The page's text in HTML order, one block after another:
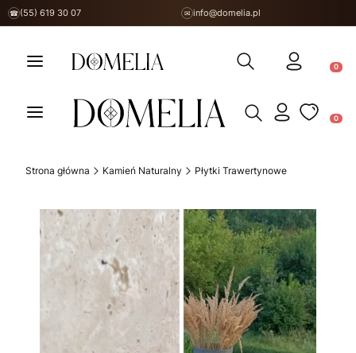
☎ (55) 619 30 07 ✉ info@domelia.pl
Otwórz wyszukiwarkę
Otwórz wyszukiwarkę
Strona główna Kamień Naturalny Płytki Trawertynowe